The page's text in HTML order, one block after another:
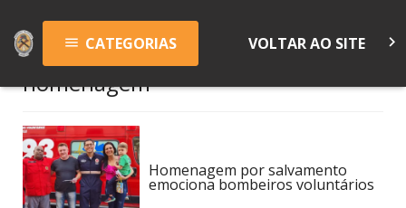
menu CATEGORIAS VOLTAR AO SITE keyboard_arrow_right
homenagem
Homenagem por salvamento
emociona bombeiros voluntários